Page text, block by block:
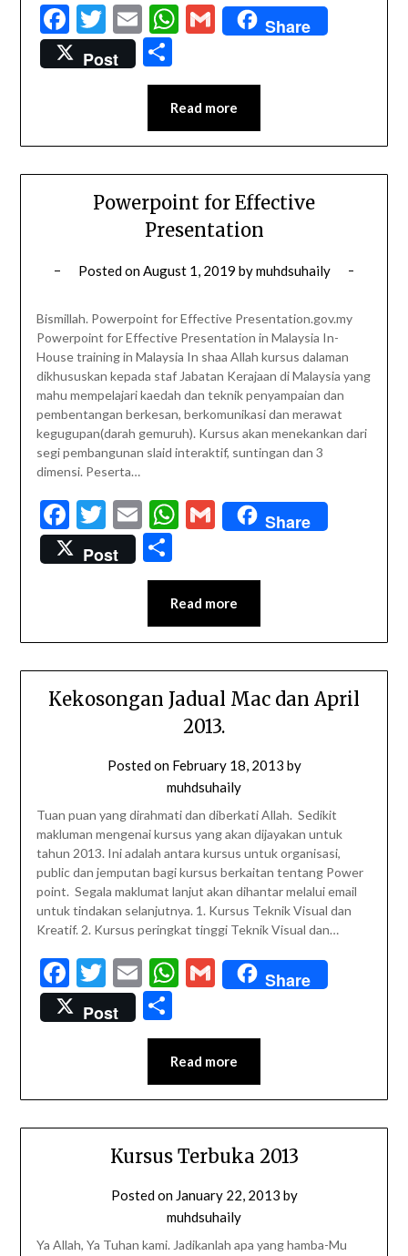
Facebook
Twitter
EmailWhatsApp
GmailShare
Post
Share
Read more
Powerpoint for Effective
Presentation
Posted onAugust 1, 2019 bymuhdsuhaily
Bismillah. Powerpoint for Effective Presentation.gov.my
Powerpoint for Effective Presentation in Malaysia In-
House training in Malaysia In shaa Allah kursus dalaman
dikhususkan kepada staf Jabatan Kerajaan di Malaysia yang
mahu mempelajari kaedah dan teknik penyampaian dan
pembentangan berkesan, berkomunikasi dan merawat
kegugupan(darah gemuruh). Kursus akan menekankan dari
segi pembangunan slaid interaktif, suntingan dan 3
dimensi. Peserta…
Facebook
Twitter
EmailWhatsApp
GmailShare
Post
Share
Read more
Kekosongan Jadual Mac dan April
2013.
Posted on February 18, 2013 by
muhdsuhaily
Tuan puan yang dirahmati dan diberkati Allah. Sedikit
makluman mengenai kursus yang akan dijayakan untuk
tahun 2013. Ini adalah antara kursus untuk organisasi,
public dan jemputan bagi kursus berkaitan tentang Power
point. Segala maklumat lanjut akan dihantar melalui email
untuk tindakan selanjutnya. 1. Kursus Teknik Visual dan
Kreatif. 2. Kursus peringkat tinggi Teknik Visual dan…
Facebook
Twitter
EmailWhatsApp
GmailShare
Post
Share
Read more
Kursus Terbuka 2013
Posted on January 22, 2013 by
muhdsuhaily
Ya Allah, Ya Tuhan kami. Jadikanlah apa yang hamba-Mu